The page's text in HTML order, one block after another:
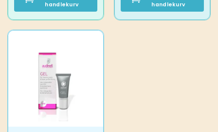
handlekurv
handlekurv